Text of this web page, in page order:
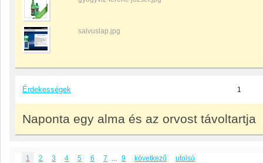
salvuslap.jpg
Érdekességek 1
Naponta egy alma és az orvost távoltartja
1 2 3 4 5 6 7 ... 9 következő utolsó